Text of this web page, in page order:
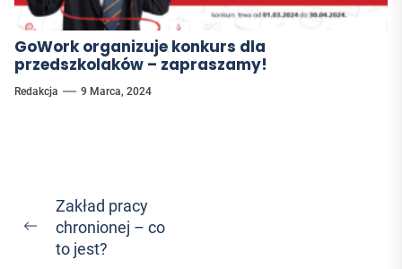
GoWork organizuje konkurs dla
przedszkolaków – zapraszamy!
Redakcja 9 Marca, 2024
Nawigacja
wpisu
Previous
post:
Zakład pracy
chronionej – co
to jest?